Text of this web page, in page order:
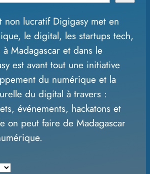
non lucratif Digigasy met en
le digital, les startups tech,
Madagascar et dans le
est avant tout une initiative
du numérique et la
du digital à travers :
événements, hackatons et
on peut faire de Madagascar